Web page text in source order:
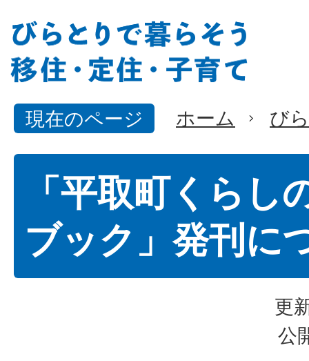
現在のページ ホーム び
「平取町くらし
ブック」発刊に
更
公